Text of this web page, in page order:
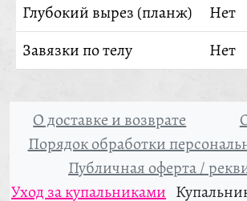
Глубокий вырез (планж)
Нет
Завязки по телу
Нет
О доставке и возврате
Порядок обработки
Публичная оферта /
Уход за купальниками